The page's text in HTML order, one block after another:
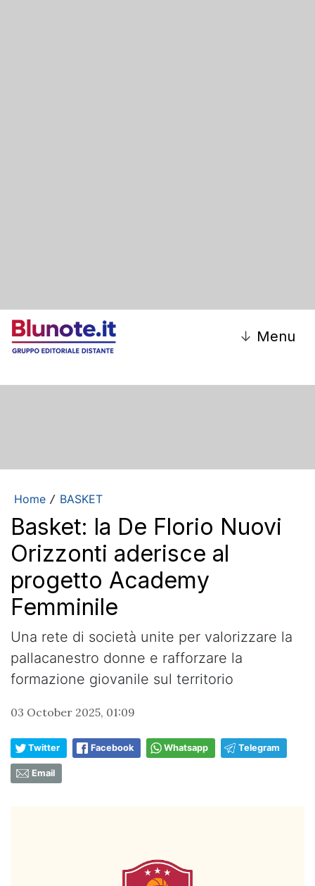
↓ Menu
Home / BASKET
Basket: la De Florio Nuovi
Orizzonti aderisce al
progetto Academy
Femminile
Una rete di società unite per valorizzare la
pallacanestro donne e rafforzare la
formazione giovanile sul territorio
03 October 2025, 01:09
Twitter Facebook Whatsapp Telegram
Email